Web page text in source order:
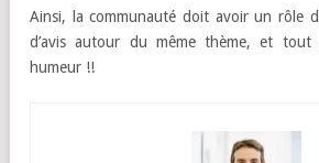
Ainsi, la communauté doit avoir un rôle
d’avis autour du même thème, et tout
humeur !!